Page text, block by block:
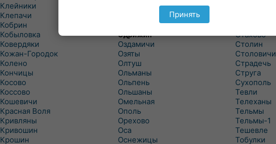
Клейники
Клепачи
Кобрин
Кобыловка
Ковердяки
Кожан-Городок
Колено
Кончицы
Косово
Коссово
Кошевичи
Красная Воля
Кривляны
Кривошин
Крошин
Оберовщина
Одрижин
Оздамичи
Озяты
Олтуш
Ольманы
Ольпень
Ольшаны
Омельная
Ополь
Орехово
Оса
Оснежицы
Стахово
Столин
Столовичи
Страдечь
Струга
Сухополь
Тевли
Телеханы
Тельмы
Тельмы-1
Тешевле
Тобулки
Принять